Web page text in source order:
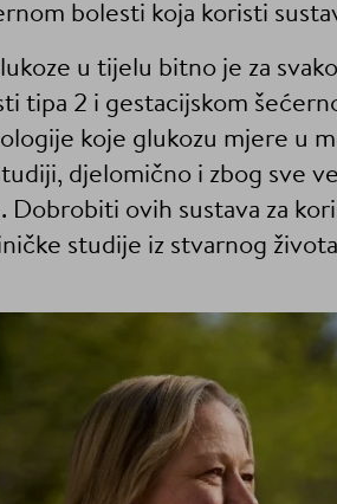
bolesti koja koristi
u tijelu bitno je za
tipa 2 i gestacijskom
koje glukozu mjere u
djelomično i zbog sve
ovih sustava za
studije iz stvarnog